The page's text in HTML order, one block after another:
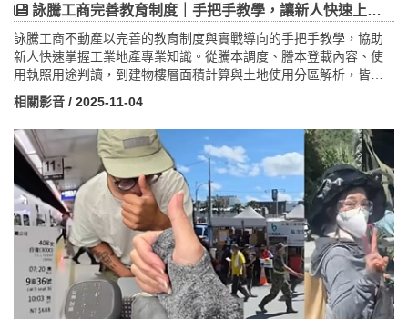
詠騰工商完善教育制度｜手把手教學，讓新人快速上手工業地產專業知識！
詠騰工商不動產以完善的教育制度與實戰導向的手把手教學，協助
新人快速掌握工業地產專業知識。從騰本調度、謄本登載內容、使
用執照用途判讀，到建物樓層面積計算與土地使用分區解析，皆由
主管或資深人員手把手親自教學，結合理論與實務，打造業務即戰
力。詠騰團隊重視學習與傳承，讓每位新人成為懂地、會看地、能
成交的工業地產顧問。
相關影音 / 2025-11-04